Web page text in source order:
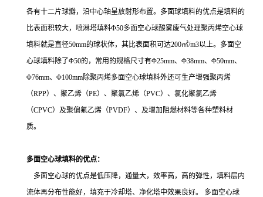
各有十二片球瓣，沿中心轴呈放射形布置。多面球填料的优点是填料的
比表面积较大， 喷淋塔填料Φ50多面空心球酸雾废气处理聚丙烯空心球
填料就是直径50mm的球状体，其比表面积可达200㎡/m3以上。多面空
心球填料除了Φ50的，常用的规格尺寸有Φ25mm、Φ38mm、Φ50mm、
Φ76mm、Φ100mm除聚丙烯多面空心球填料外还可生产增强聚丙烯
（RPP）、聚乙烯（PE）、聚氯乙烯（PVC）、氯化聚氯乙烯
（CPVC）及聚偏氟乙烯（PVDF）、及增加阻燃材料等各种塑料材
质。
多面空心球填料的优点：
多面空心球的优点是低压降，通量大，效率高，高的弹性，填料层内
流体再分布性能好，填充于冷却塔、净化塔中效果良好。 多面空心球